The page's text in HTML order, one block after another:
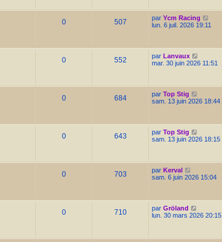
0 507 par Ycm Racing
lun. 6 juil. 2026 19:11
0 552 par Lanvaux
mar. 30 juin 2026 11:51
0 684 par Top Stig
sam. 13 juin 2026 18:44
0 643 par Top Stig
sam. 13 juin 2026 18:15
0 703 par Kerval
sam. 6 juin 2026 15:04
0 710 par Gröland
lun. 30 mars 2026 20:15